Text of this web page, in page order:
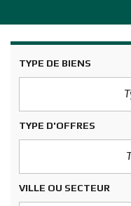
TYPE DE BIENS
TYPE D'OFFRES
VILLE OU SECTEUR